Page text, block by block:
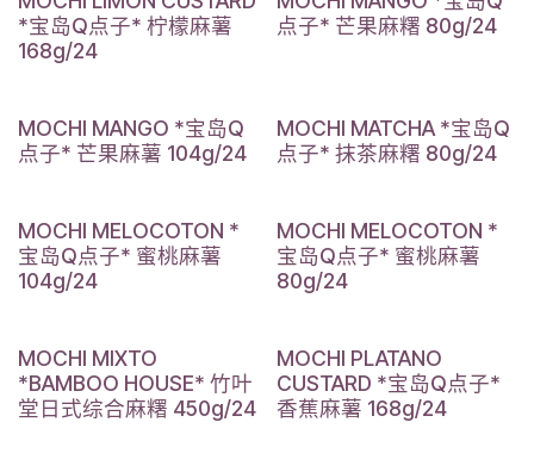
*宝岛Q点子* 柠檬麻薯
168g/24
点子* 芒果麻糬 80g/24
MOCHI MANGO *宝岛Q
点子* 芒果麻薯 104g/24
MOCHI MATCHA *宝岛Q
点子* 抹茶麻糬 80g/24
MOCHI MELOCOTON *
宝岛Q点子* 蜜桃麻薯
104g/24
MOCHI MELOCOTON *
宝岛Q点子* 蜜桃麻薯
80g/24
MOCHI MIXTO
*BAMBOO HOUSE* 竹叶
堂日式综合麻糬 450g/24
MOCHI PLATANO
CUSTARD *宝岛Q点子*
香蕉麻薯 168g/24